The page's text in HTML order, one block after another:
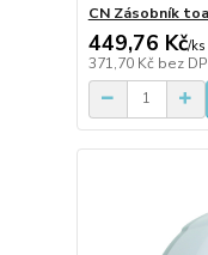
CN Zásobník
449,76 Kč/ks
371,70 Kč bez